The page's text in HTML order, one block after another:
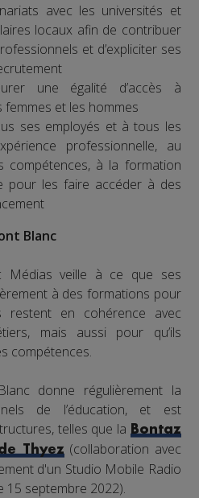
avec les universités et
locaux afin de contribuer
et d’expliciter ses
une égalité d’accès à
femmes et les hommes
ses employés et à tous les
professionnelle, au
compétences, à la formation
pour les faire accéder à des
Blanc
Médias veille à ce que ses
à des formations pour
restent en cohérence avec
mais aussi pour qu’ils
compétences.
donne régulièrement la
de l’éducation, et est
telles que la
Bontaz
Thyez(collaboration avec
d'un Studio Mobile Radio
15 septembre 2022).